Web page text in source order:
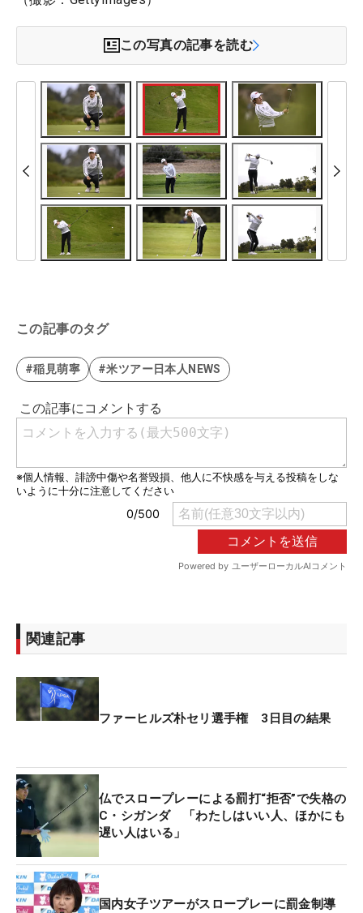
この写真の記事を読む
この記事のタグ
#稲見萌寧 #米ツアー日本人NEWS
関連記事
ファーヒルズ朴セリ選手権 3日目の結果
仏でスロープレーによる罰打“拒否”で失格の
C・シガンダ 「わたしはいい人、ほかにも
遅い人はいる」
国内女子ツアーがスロープレーに罰金制導